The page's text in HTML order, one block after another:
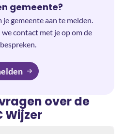
gemeente?
gemeente aan te melden.
contact met je op om de
over de
Wijzer